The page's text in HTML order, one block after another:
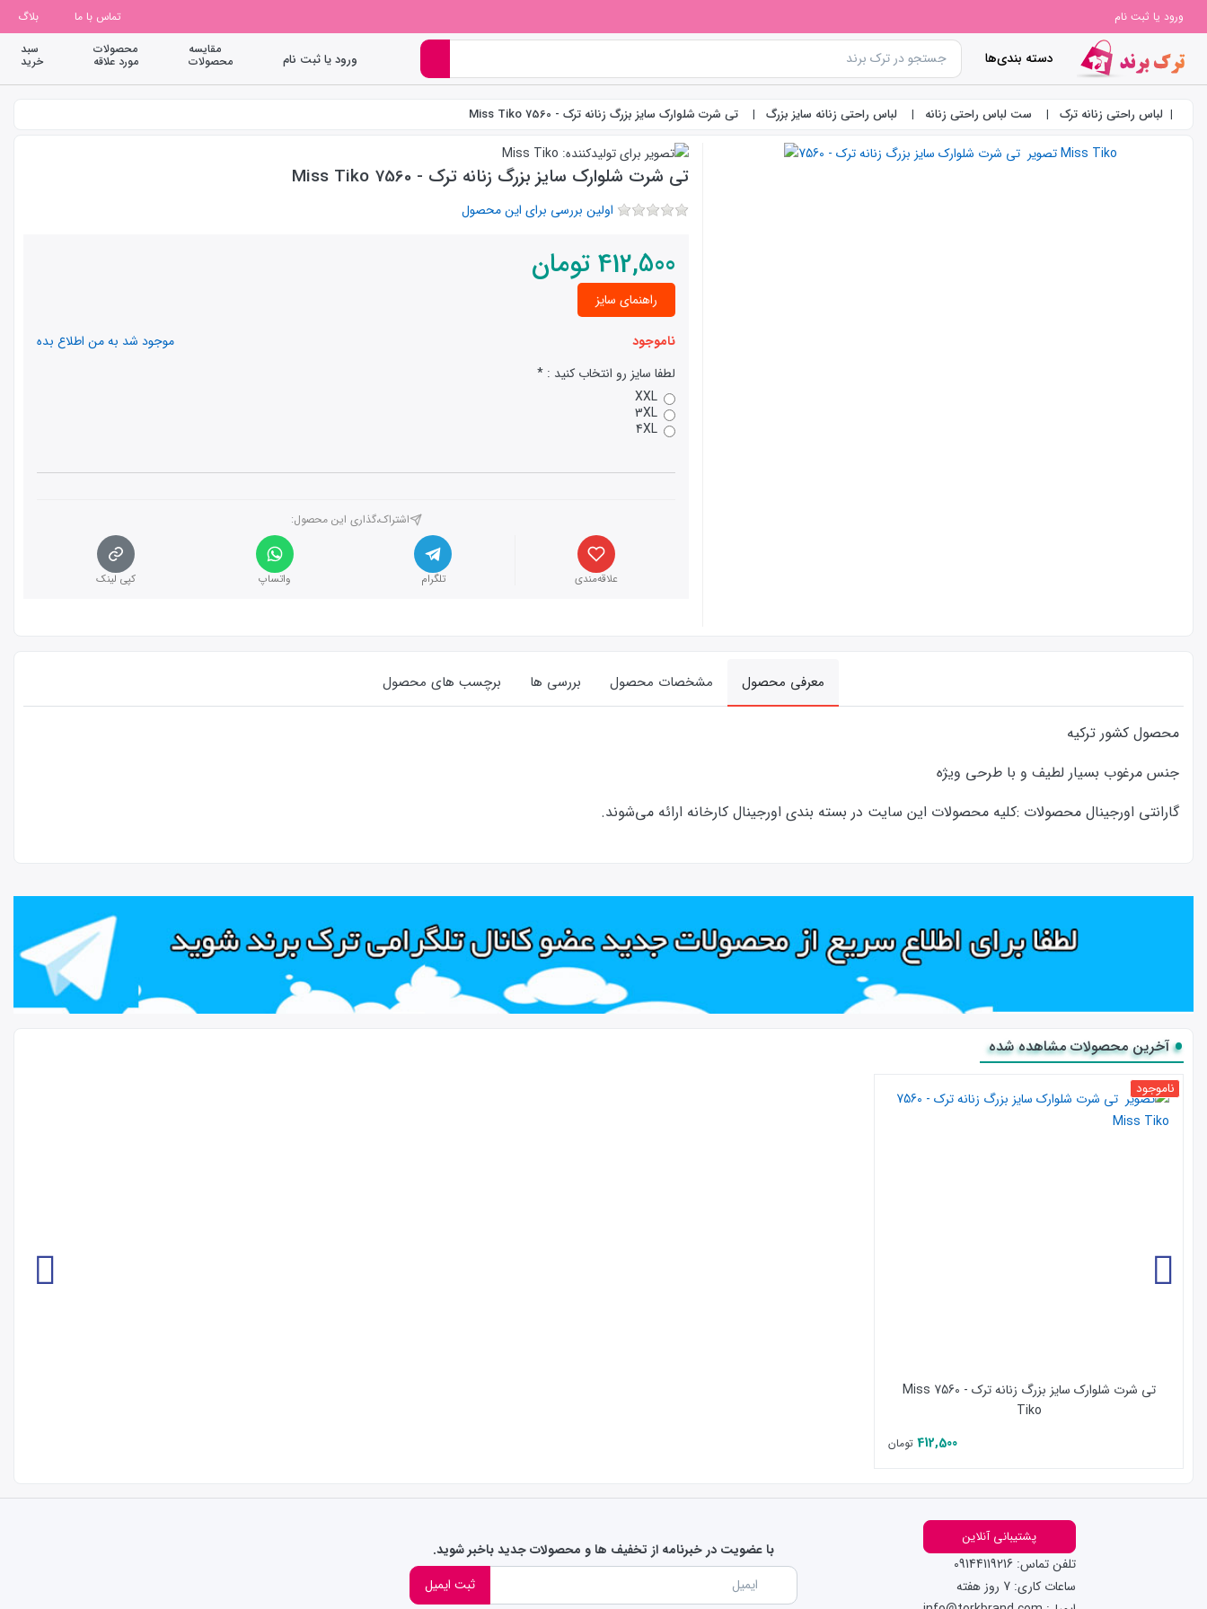
ورود یا ثبت نام تماس با ما بلاگ
دسته بندی‌ها ورود یا ثبت نام
مقایسه
محصولات
محصولات
مورد علاقه
سبد
خرید
لباس راحتی زنانه ترک ست لباس راحتی زنانه لباس راحتی زنانه سایز بزرگ تی شرت شلوارک سایز بزرگ زنانه ترک - 7560 Miss Tiko
تی شرت شلوارک سایز بزرگ زنانه ترک - 7560 Miss Tiko
اولین بررسی برای این محصول
412,500 تومان
راهنمای سایز
ناموجود
موجود شد به من اطلاع بده
لطفا سایز رو انتخاب کنید :
XXL
3XL
4XL
اشتراک،گذاری این محصول‌:
علاقه‌مندی تلگرام واتساپ کپی لینک
معرفی محصول مشخصات محصول بررسی ها برچسب های محصول
محصول کشور ترکیه
جنس مرغوب بسیار لطیف و با طرحی ویژه
گارانتی اورجینال محصولات :كليه محصولات این سایت در بسته بندی اورجینال کارخانه ارائه‌‌ می‌شوند.
آخرین محصولات مشاهده شده
ناموجود
تی شرت شلوارک سایز بزرگ زنانه ترک - 7560 Miss
Tiko
412,500 تومان
با عضویت در خبرنامه از تخفیف ها و محصولات جدید باخبر شوید.
ثبت ایمیل
پشتیبانی آنلاین
تلفن تماس: 09144119216
ساعات کاری: 7 روز هفته